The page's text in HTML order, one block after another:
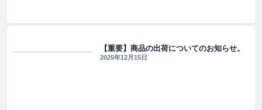
【重要】商品の出荷についてのお知らせ。
2025年12月15日